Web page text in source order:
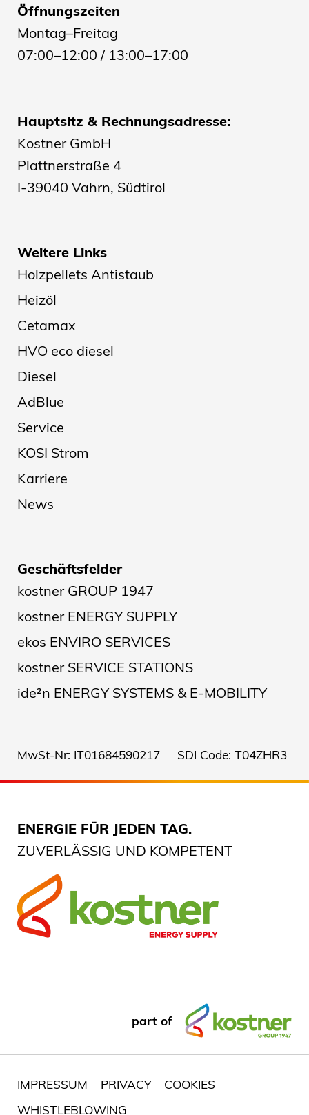
Öffnungszeiten
Montag–Freitag
07:00–12:00 / 13:00–17:00
Hauptsitz & Rechnungsadresse:
Kostner GmbH
Plattnerstraße 4
I-39040 Vahrn, Südtirol
Weitere Links
Holzpellets Antistaub
Heizöl
Cetamax
HVO eco diesel
Diesel
AdBlue
Service
KOSI Strom
Karriere
News
Geschäftsfelder
kostner GROUP 1947
kostner ENERGY SUPPLY
ekos ENVIRO SERVICES
kostner SERVICE STATIONS
ide²n ENERGY SYSTEMS & E-MOBILITY
MwSt-Nr: IT01684590217 SDI Code: T04ZHR3
ENERGIE FÜR JEDEN TAG.
ZUVERLÄSSIG UND KOMPETENT
part of
IMPRESSUM PRIVACY
COOKIES
WHISTLEBLOWING